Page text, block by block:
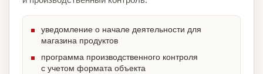
уведомление о начале деятельности для
магазина продуктов
программа производственного контроля
с учетом формата объекта